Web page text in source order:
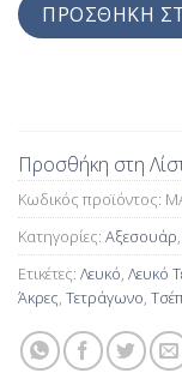
ΠΡΟΣΘΉΚΗ
Προσθήκη στη
Κωδικός προϊόντος:
Κατηγορίες: Αξεσουάρ,
Ετικέτες: Λευκό, Λευκό
Άκρες, Τετράγωνο,